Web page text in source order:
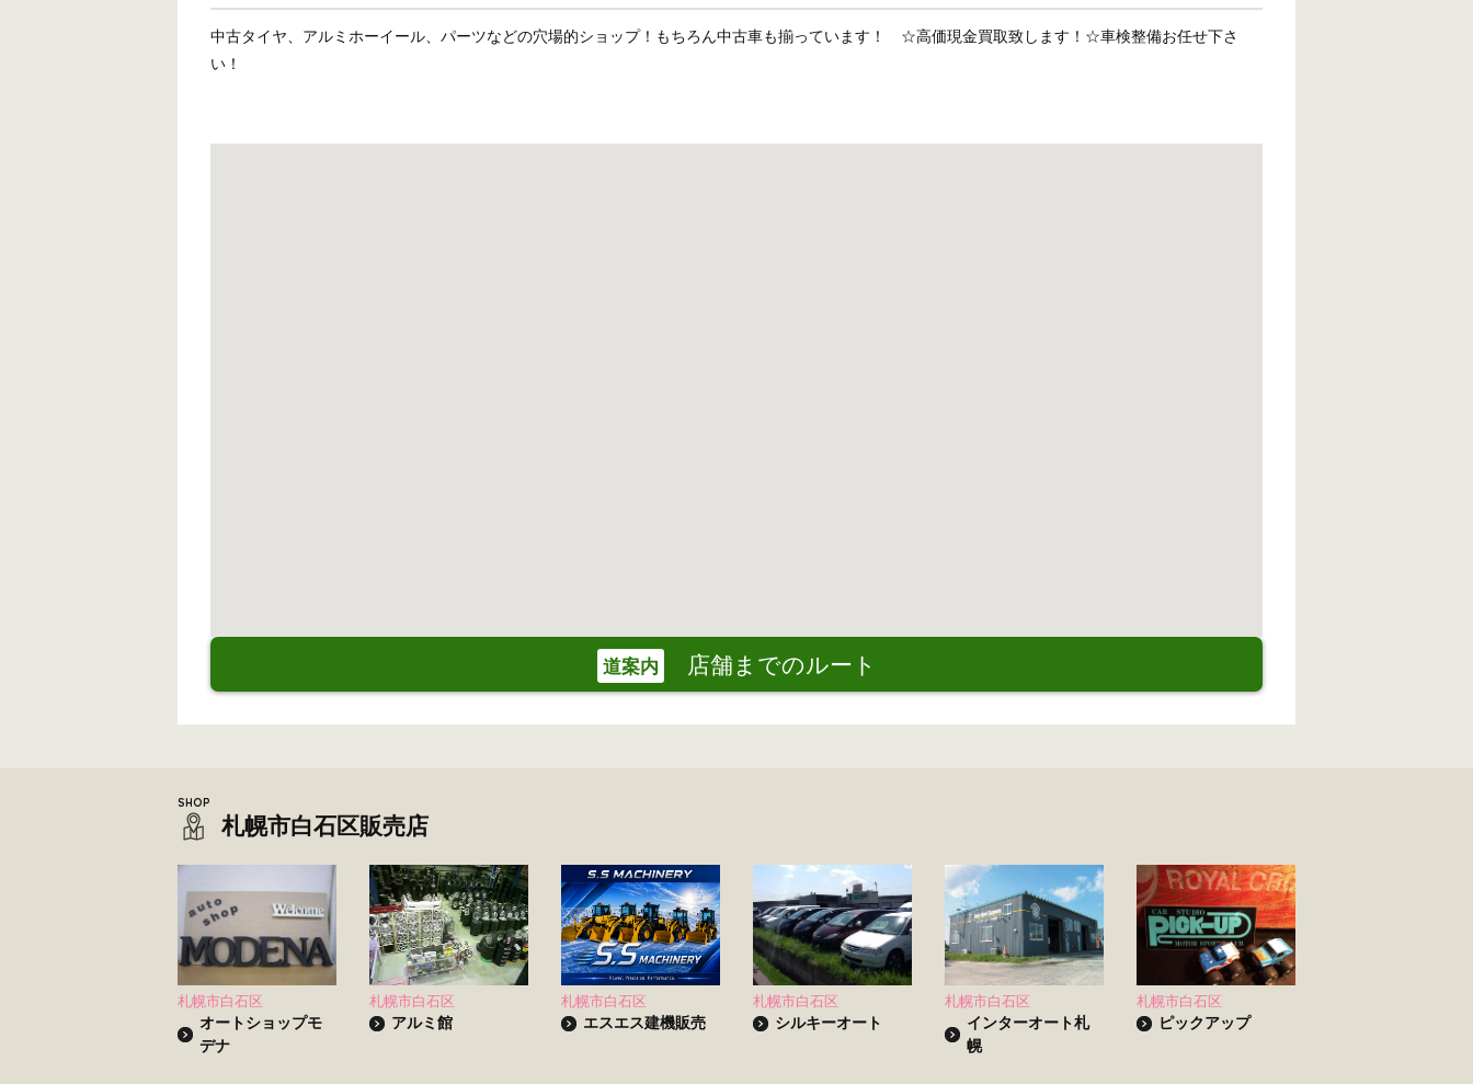
中古タイヤ、アルミホーイール、パーツなどの穴場的ショップ！もちろん中古車も揃っています！ ☆高価現金買取致します！☆車検整備お任せ下さ
い！
道案内 店舗までのルート
札幌市白石区販売店
札幌市白石区
オートショップモ
デナ
札幌市白石区
アルミ館
札幌市白石区
エスエス建機販売
札幌市白石区
シルキーオート
札幌市白石区
インターオート札
幌
札幌市白石区
ピックアップ